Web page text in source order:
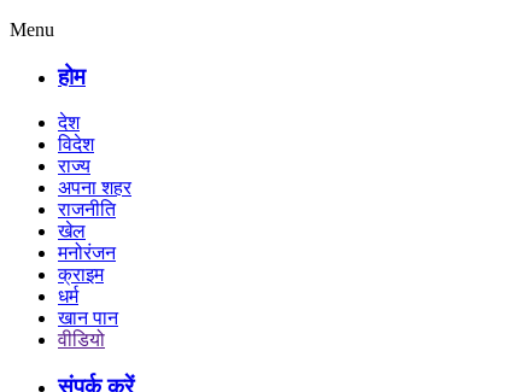
Menu
होम
देश
विदेश
राज्य
अपना शहर
राजनीति
खेल
मनोरंजन
क्राइम
धर्म
खान पान
वीडियो
संपर्क करें